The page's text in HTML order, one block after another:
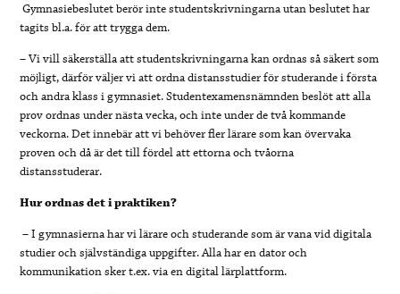
Gymnasiebeslutet berör inte studentskrivningarna utan beslutet har
tagits bl.a. för att trygga dem.
– Vi vill säkerställa att studentskrivningarna kan ordnas så säkert som
möjligt, därför väljer vi att ordna distansstudier för studerande i första
och andra klass i gymnasiet. Studentexamensnämnden beslöt att alla
prov ordnas under nästa vecka, och inte under de två kommande
veckorna. Det innebär att vi behöver fler lärare som kan övervaka
proven och då är det till fördel att ettorna och tvåorna
distansstuderar.
Hur ordnas det i praktiken?
–I gymnasierna har vi lärare och studerande som är vana vid digitala
studier och självständiga uppgifter. Alla har en dator och
kommunikation sker t.ex. via en digital lärplattform.